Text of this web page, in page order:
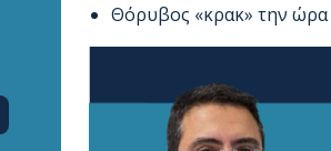
Θόρυβος «κρακ» την